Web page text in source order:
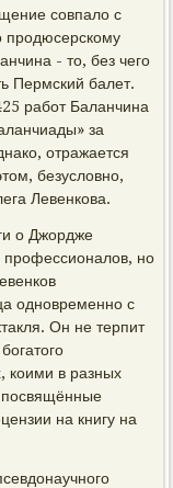
совпало с
продюсерскому
- то, без чего
Пермский балет.
работ Баланчина
за
отражается
безусловно,
Левенкова.
о Джордже
профессионалов, но
одновременно с
Он не терпит
коими в разных
посвящённые
на книгу на